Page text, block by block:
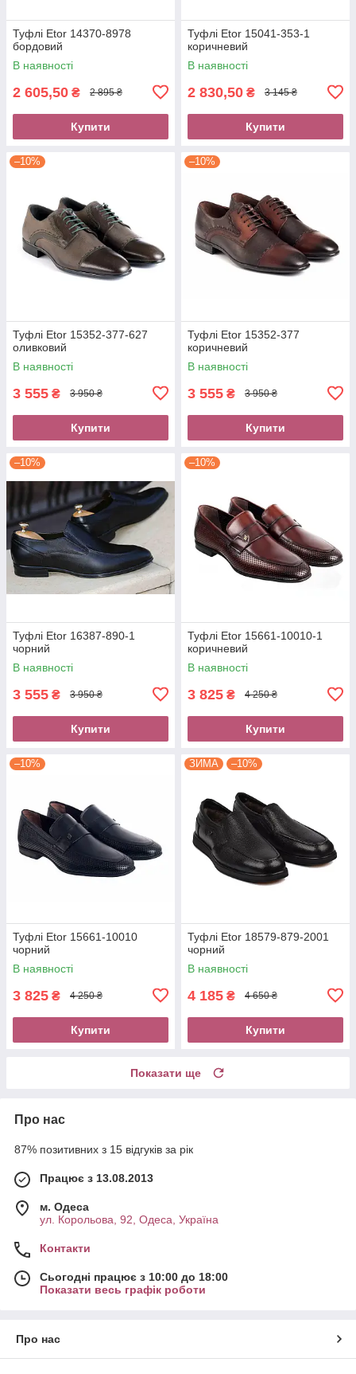
Туфлі Etor 14370-8978
бордовий
В наявності
2 605,50 ₴ 2 895 ₴
Купити
Туфлі Etor 15041-353-1
коричневий
В наявності
2 830,50 ₴ 3 145 ₴
Купити
–10%
Туфлі Etor 15352-377-627
оливковий
В наявності
3 555 ₴ 3 950 ₴
Купити
–10%
Туфлі Etor 15352-377
коричневий
В наявності
3 555 ₴ 3 950 ₴
Купити
–10%
Туфлі Etor 16387-890-1
чорний
В наявності
3 555 ₴ 3 950 ₴
Купити
–10%
Туфлі Etor 15661-10010-1
коричневий
В наявності
3 825 ₴ 4 250 ₴
Купити
–10%
Туфлі Etor 15661-10010
чорний
В наявності
3 825 ₴ 4 250 ₴
Купити
ЗИМА –10%
Туфлі Etor 18579-879-2001
чорний
В наявності
4 185 ₴ 4 650 ₴
Купити
Показати ще
Про нас
87% позитивних з 15 відгуків за рік
Працює з 13.08.2013
м. Одеса
ул. Корольова, 92, Одеса, Україна
Контакти
Сьогодні працює з 10:00 до 18:00
Показати весь графік роботи
Про нас